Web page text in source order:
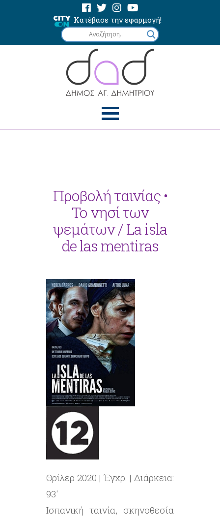
Κατέβασε την εφαρμογή!
Προβολή ταινίας •
Το νησί των
ψεμάτων / La isla
de las mentiras
Θρίλερ 2020 | Έγχρ. | Διάρκεια:
93′
Ισπανική ταινία, σκηνοθεσία